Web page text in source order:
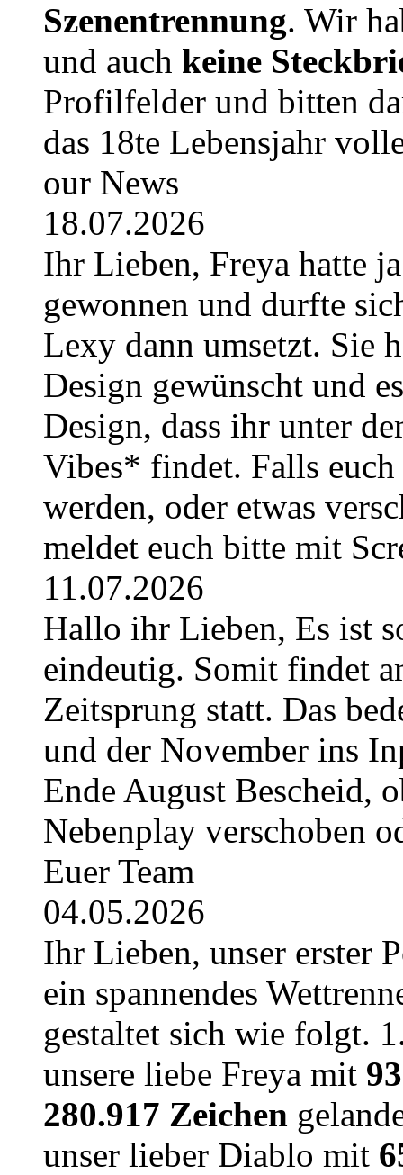
Szenentrennung. Wir
und auch keine
Profilfelder und bitten
das 18te Lebensjahr
our News
18.07.2026
Ihr Lieben, Freya hatte
gewonnen und durfte
Lexy dann umsetzt. Sie
Design gewünscht und
Design, dass ihr unter
Vibes* findet. Falls
werden, oder etwas
meldet euch bitte mit
11.07.2026
Hallo ihr Lieben, Es ist
eindeutig. Somit findet
Zeitsprung statt. Das
und der November ins
Ende August Bescheid,
Nebenplay verschoben
Euer Team
04.05.2026
Ihr Lieben, unser erster
ein spannendes
gestaltet sich wie folgt.
unsere liebe Freya mit
280.917 Zeichen
unser lieber Diablo mit